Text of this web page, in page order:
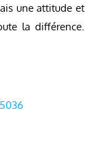
une attitude et
la différence.